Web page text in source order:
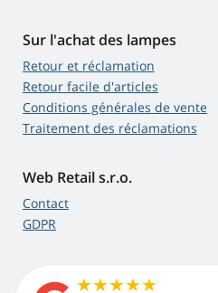
Sur l'achat des lampes
Retour et réclamation
Retour facile d'articles
Conditions générales de vente
Traitement des réclamations
Web Retail s.r.o.
Contact
GDPR